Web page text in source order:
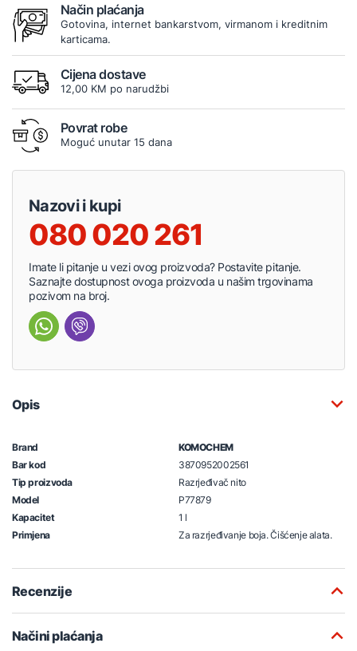
Način plaćanja
Gotovina, internet bankarstvom, virmanom i kreditnim
karticama.
Cijena dostave
12,00 KM po narudžbi
Povrat robe
Moguć unutar 15 dana
Nazovi i kupi
080 020 261
Imate li pitanje u vezi ovog proizvoda? Postavite pitanje.
Saznajte dostupnost ovoga proizvoda u našim trgovinama
pozivom na broj.
Opis
Brand
KOMOCHEM
Bar kod
3870952002561
Tip proizvoda
Razrjeđivač nito
Model
P77879
Kapacitet
1 l
Primjena
Za razrjeđivanje boja. Čišćenje alata.
Recenzije
Načini plaćanja